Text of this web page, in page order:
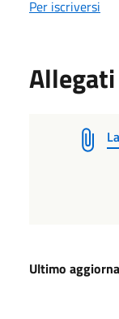
Per iscriversi
Allegati
Ultimo